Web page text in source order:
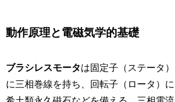
動作原理と電磁気学的基礎
ブラシレスモータは固定子（ステータ）
に三相巻線を持ち、回転子（ロータ）に